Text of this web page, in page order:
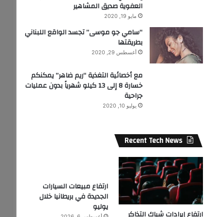
العفوية صديق المشاهير
مايو 19, 2020
“سامي جو موسى” تجسد الواقع اللبناني
بطريقتها
أغسطس 29, 2020
مع أخصائية التغذية “ريم ضاهر” يمكنكم
خسارة 8 إلى 13 كيلو شهرياً بدون عمليات
جراحية
يوليو 10, 2020
Recent Tech News
ارتفاع مبيعات السيارات
الجديدة في بريطانيا خلال
يوليو